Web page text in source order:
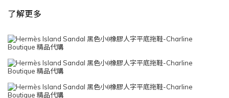
了解更多